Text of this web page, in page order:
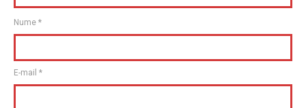
Nume *
E-mail *